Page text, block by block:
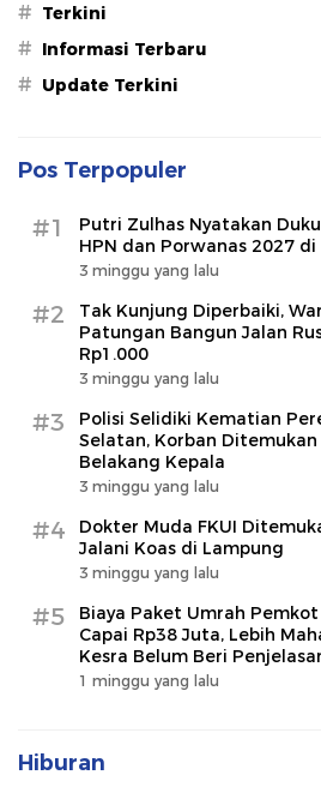
# Terkini
# Informasi Terbaru
# Update Terkini
Pos Terpopuler
#1
Putri Zulhas Nyatakan
HPN dan Porwanas 2027
3 minggu yang lalu
#2
Tak Kunjung Diperbaiki,
Patungan Bangun Jalan
Rp1.000
3 minggu yang lalu
#3
Polisi Selidiki Kematian
Selatan, Korban
Belakang Kepala
3 minggu yang lalu
#4
Dokter Muda FKUI
Jalani Koas di Lampung
3 minggu yang lalu
#5
Biaya Paket Umrah
Capai Rp38 Juta, Lebih
Kesra Belum Beri
1 minggu yang lalu
Hiburan